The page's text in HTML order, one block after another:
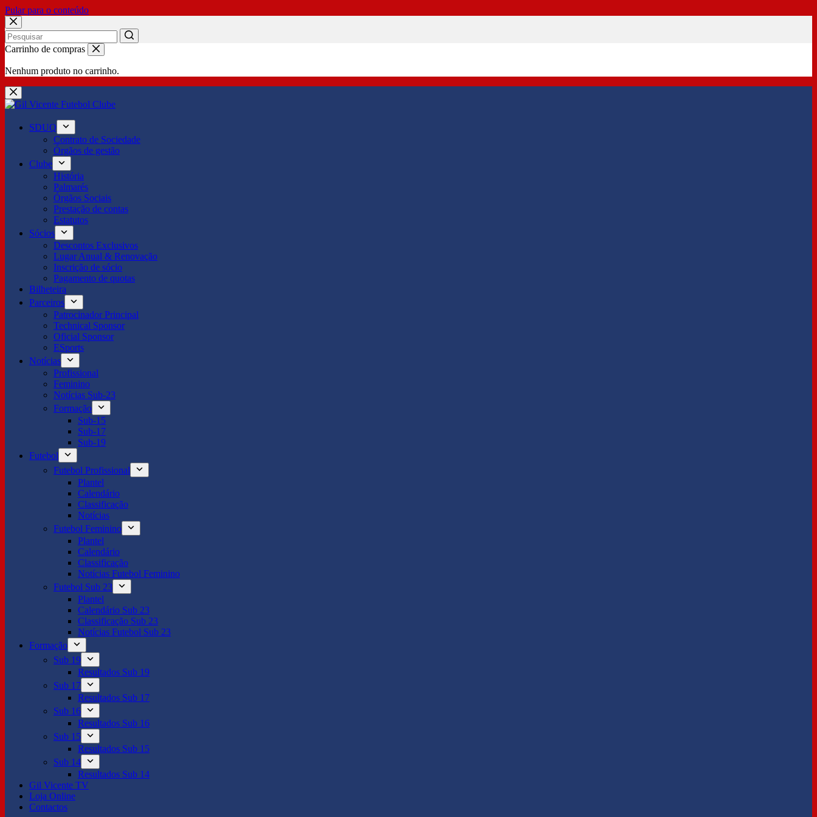
Pular para o conteúdo
No
Carrinho de compras
Nenhum produto no carrinho.
SDUQ
Contrato de Sociedade
Órgãos de gestão
Clube
História
Palmarés
Órgãos Sociais
Prestação de contas
Estatutos
Sócios
Descontos Exclusivos
Lugar Anual & Renovação
Inscrição de sócio
Pagamento de quotas
Bilheteira
Parceiros
Patrocinador Principal
Technical Sponsor
Oficial Sponsor
ESports
Notícias
Profissional
Feminino
Notícias Sub-23
Formação
Sub-15
Sub-17
Sub-19
Futebol
Futebol Profissional
Plantel
Calendário
Classificação
Notícias
Futebol Feminino
Plantel
Calendário
Classificação
Notícias Futebol Feminino
Futebol Sub 23
Plantel
Calendário Sub 23
Classificação Sub 23
Notícias Futebol Sub 23
Formação
Sub 19
Resultados Sub 19
Sub 17
Resultados Sub 17
Sub 16
Resultados Sub 16
Sub 15
Resultados Sub 15
Sub 14
Resultados Sub 14
Gil Vicente TV
Loja Online
Contactos